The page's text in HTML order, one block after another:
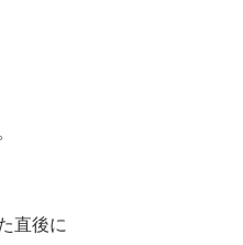
直後に